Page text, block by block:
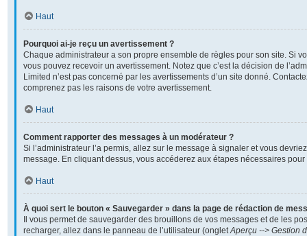
Haut
Pourquoi ai-je reçu un avertissement ?
Chaque administrateur a son propre ensemble de règles pour son site. Si
vous pouvez recevoir un avertissement. Notez que c’est la décision de
Limited n’est pas concerné par les avertissements d’un site donné.
comprenez pas les raisons de votre avertissement.
Haut
Comment rapporter des messages à un modérateur ?
Si l’administrateur l’a permis, allez sur le message à signaler et vous
message. En cliquant dessus, vous accéderez aux étapes nécessaires pour
Haut
À quoi sert le bouton « Sauvegarder » dans la page de rédaction de
Il vous permet de sauvegarder des brouillons de vos messages et de les
recharger, allez dans le panneau de l’utilisateur (ongletAperçu --> Gestion